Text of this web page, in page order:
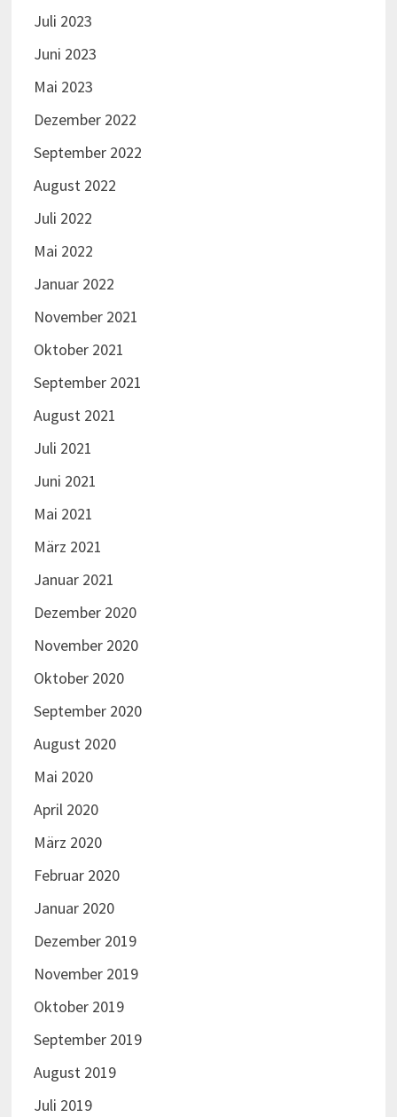
Juli 2023
Juni 2023
Mai 2023
Dezember 2022
September 2022
August 2022
Juli 2022
Mai 2022
Januar 2022
November 2021
Oktober 2021
September 2021
August 2021
Juli 2021
Juni 2021
Mai 2021
März 2021
Januar 2021
Dezember 2020
November 2020
Oktober 2020
September 2020
August 2020
Mai 2020
April 2020
März 2020
Februar 2020
Januar 2020
Dezember 2019
November 2019
Oktober 2019
September 2019
August 2019
Juli 2019